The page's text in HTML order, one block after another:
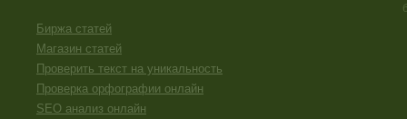
Биржа статей
Магазин статей
Проверить текст на уникальность
Проверка орфографии онлайн
SEO анализ онлайн